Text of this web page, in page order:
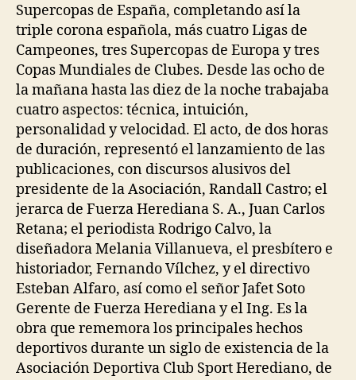
Supercopas de España, completando así la
triple corona española, más cuatro Ligas de
Campeones, tres Supercopas de Europa y tres
Copas Mundiales de Clubes. Desde las ocho de
la mañana hasta las diez de la noche trabajaba
cuatro aspectos: técnica, intuición,
personalidad y velocidad. El acto, de dos horas
de duración, representó el lanzamiento de las
publicaciones, con discursos alusivos del
presidente de la Asociación, Randall Castro; el
jerarca de Fuerza Herediana S. A., Juan Carlos
Retana; el periodista Rodrigo Calvo, la
diseñadora Melania Villanueva, el presbítero e
historiador, Fernando Vílchez, y el directivo
Esteban Alfaro, así como el señor Jafet Soto
Gerente de Fuerza Herediana y el Ing. Es la
obra que rememora los principales hechos
deportivos durante un siglo de existencia de la
Asociación Deportiva Club Sport Herediano, de